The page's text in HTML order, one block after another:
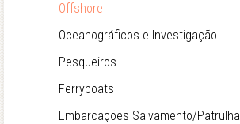
Offshore
Oceanográficos e Investigação
Pesqueiros
Ferryboats
Embarcações Salvamento/Patrulha